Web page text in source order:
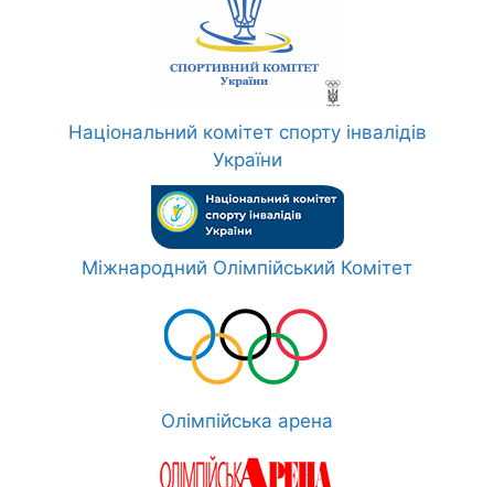
Національний комітет спорту інвалідів
України
Міжнародний Олімпійський Комітет
Олімпійська арена